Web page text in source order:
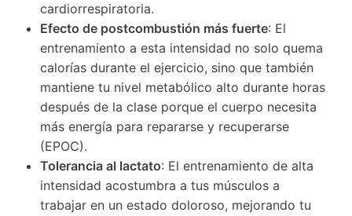
cardiorrespiratoria.
Efecto de postcombustión más fuerte: El
entrenamiento a esta intensidad no solo quema
calorías durante el ejercicio, sino que también
mantiene tu nivel metabólico alto durante horas
después de la clase porque el cuerpo necesita
más energía para repararse y recuperarse
(EPOC).
Tolerancia al lactato: El entrenamiento de alta
intensidad acostumbra a tus músculos a
trabajar en un estado doloroso, mejorando tu